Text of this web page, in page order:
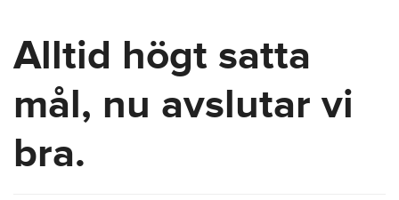
Alltid högt satta
mål, nu avslutar vi
bra.